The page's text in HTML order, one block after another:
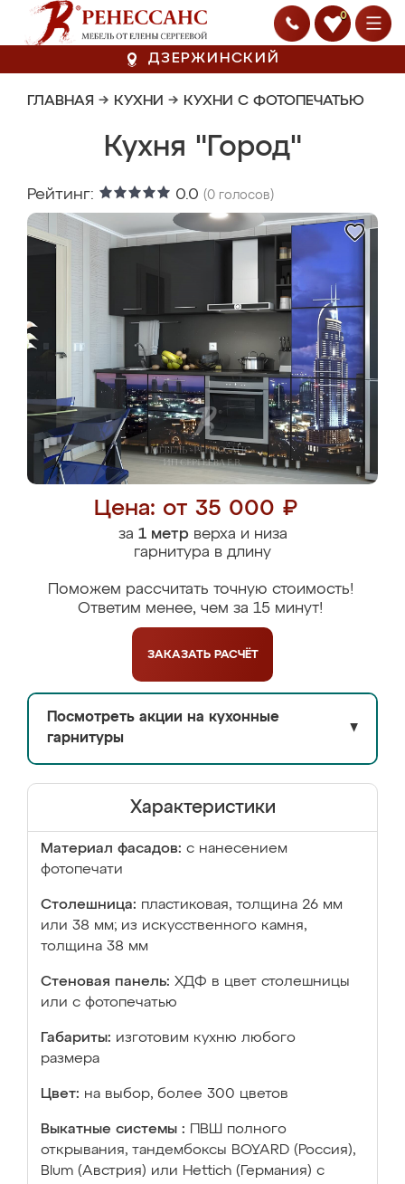
0
ДЗЕРЖИНСКИЙ
ГЛАВНАЯ → КУХНИ → КУХНИ С ФОТОПЕЧАТЬЮ
Кухня "Город"
Рейтинг: 0.0 (0 голосов)
Цена: от 35 000 ₽
за 1 метрверха и низа
гарнитура в длину
Поможем рассчитать точную стоимость!
Ответим менее, чем за 15 минут!
ЗАКАЗАТЬ РАСЧЁТ
Посмотреть акции на кухонные
гарнитуры
▼
Характеристики
Материал фасадов: с нанесением
фотопечати
Столешница: пластиковая, толщина 26 мм
или 38 мм; из искусственного камня,
толщина 38 мм
Стеновая панель: ХДФ в цвет столешницы
или с фотопечатью
Габариты: изготовим кухню любого
размера
Цвет: на выбор, более 300 цветов
Выкатные системы :
ПВШ полного
открывания, тандембоксы BOYARD (Россия),
Blum (Австрия) или Hettich (Германия) с